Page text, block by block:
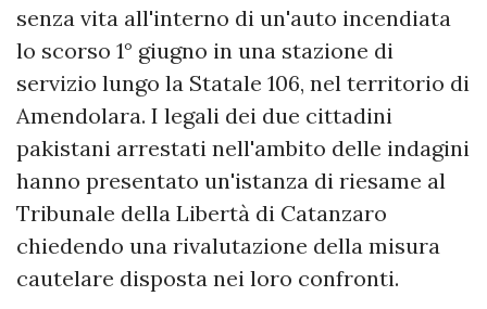
senza vita all'interno di un'auto incendiata
lo scorso 1° giugno in una stazione di
servizio lungo la Statale 106, nel territorio di
Amendolara. I legali dei due cittadini
pakistani arrestati nell'ambito delle indagini
hanno presentato un'istanza di riesame al
Tribunale della Libertà di Catanzaro
chiedendo una rivalutazione della misura
cautelare disposta nei loro confronti.